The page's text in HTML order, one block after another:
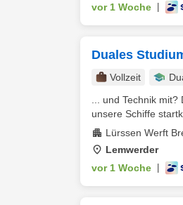
vor 1 Woche
Duales
Vollzeit
... und Technik
unsere Schiffe
Lürssen Werft
Lemwerder
vor 1 Woche